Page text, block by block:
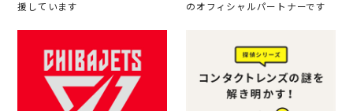
援しています
のオフィシャルパートナーです